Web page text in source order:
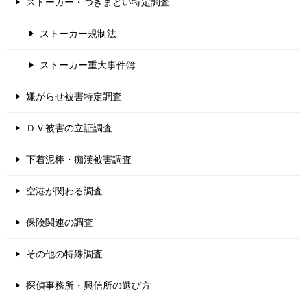
ストーカー・つきまとい特定調査
ストーカー規制法
ストーカー重大事件簿
嫌がらせ被害特定調査
ＤＶ被害の立証調査
下着泥棒・痴漢被害調査
空港が関わる調査
保険関連の調査
その他の特殊調査
探偵事務所・興信所の選び方